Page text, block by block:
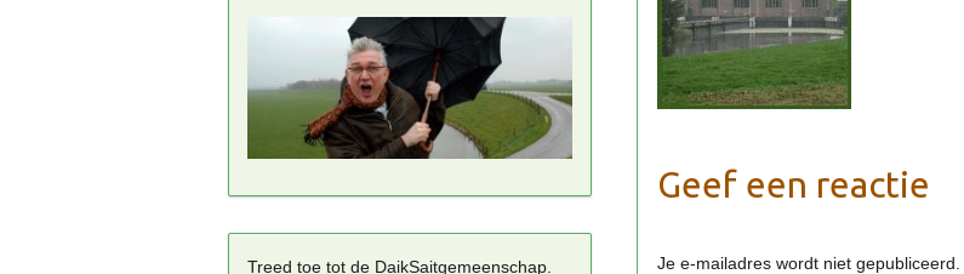
Geef een reactie
Je e-mailadres wordt niet gepubliceerd.
Treed toe tot de DaikSaitgemeenschap.